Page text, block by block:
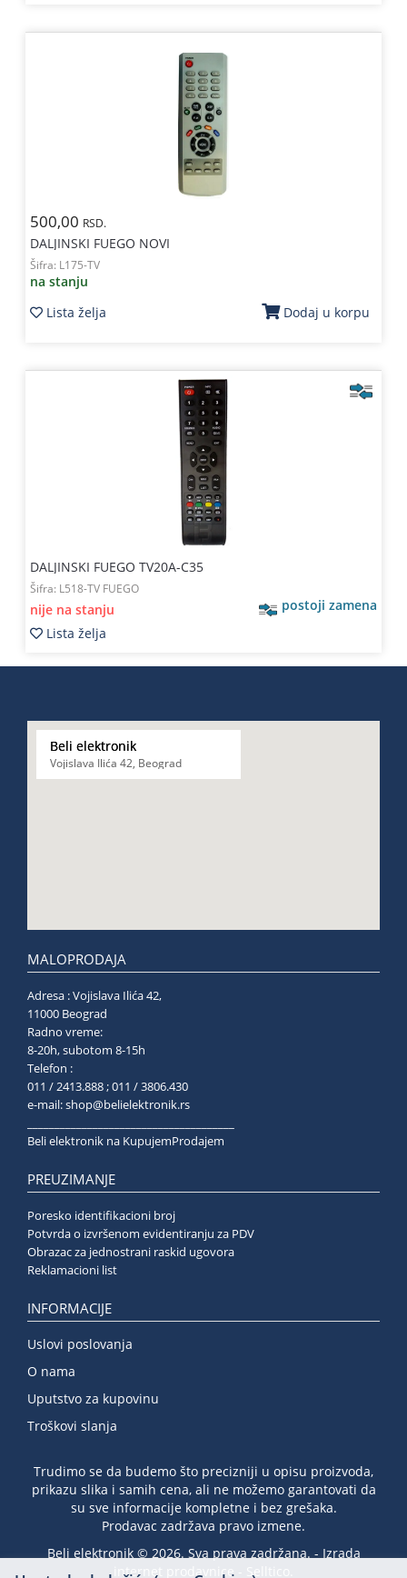
500,00 RSD.
DALJINSKI FUEGO NOVI
Šifra: L175-TV
na stanju
Lista želja
Dodaj u korpu
DALJINSKI FUEGO TV20A-C35
Šifra: L518-TV FUEGO
nije na stanju
postoji zamena
Lista želja
Beli elektronik
Vojislava Ilića 42, Beograd
MALOPRODAJA
Adresa : Vojislava Ilića 42,
11000 Beograd
Radno vreme:
8-20h, subotom 8-15h
Telefon :
011 / 2413.888 ; 011 / 3806.430
e-mail:shop@belielektronik.rs
Beli elektronik na KupujemProdajem
PREUZIMANJE
Poresko identifikacioni broj
Potvrda o izvršenom evidentiranju za PDV
Obrazac za jednostrani raskid ugovora
Reklamacioni list
INFORMACIJE
Uslovi poslovanja
O nama
Uputstvo za kupovinu
Troškovi slanja
Trudimo se da budemo što precizniji u opisu proizvoda,
prikazu slika i samih cena, ali ne možemo garantovati da
su sve informacije kompletne i bez grešaka.
Prodavac zadržava pravo izmene.
Beli elektronik © 2026. Sva prava zadržana. - Izrada
internet prodavnice
Selltico.